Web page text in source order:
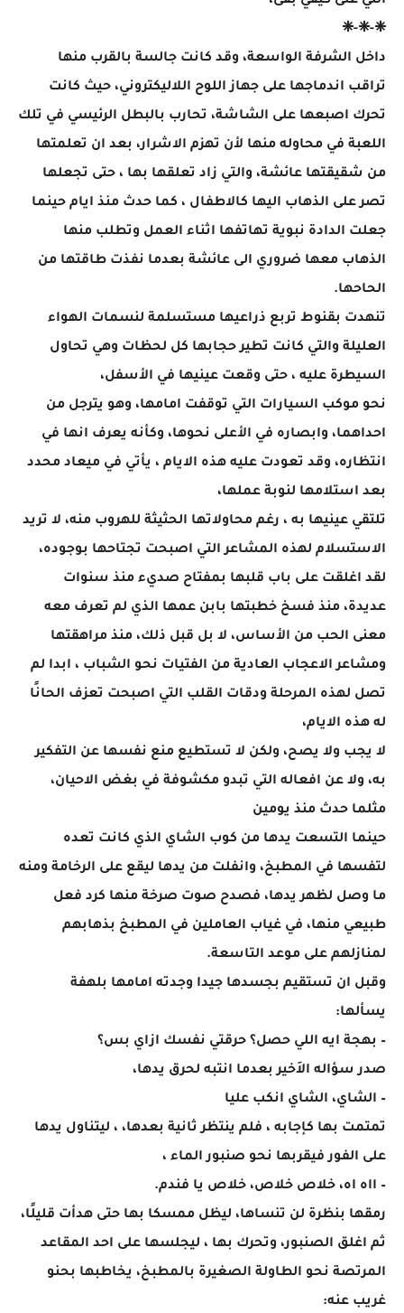
❈-❈-❈
داخل الشرفة الواسعة، وقد كانت جالسة بالقرب منها
تراقب اندماجها على جهاز اللوح اللاليكتروني، حيث كانت
تحرك اصبعها على الشاشة، تحارب بالبطل الرئيسي في تلك
اللعبة في محاوله منها لأن تهزم الاشرار، بعد ان تعلمتها
من شقيقتها عائشة، والتي زاد تعلقها بها ، حتى تجعلها
تصر على الذهاب اليها كالاطفال ، كما حدث منذ ايام حينما
جعلت الدادة نبوية تهاتفها اثناء العمل وتطلب منها
الذهاب معها ضروري الى عائشة بعدما نفذت طاقتها من
الحاحها.
تنهدت بقنوط تربع ذراعيها مستسلمة لنسمات الهواء
العليلة والتي كانت تطير حجابها كل لحظات وهي تحاول
السيطرة عليه ، حتى وقعت عينيها في الأسفل،
نحو موكب السيارات التي توقفت امامها، وهو يترجل من
احداهما، وابصاره في الأعلى نحوها، وكأنه يعرف انها في
انتظاره، وقد تعودت عليه هذه الايام ، يأتي في ميعاد محدد
بعد استلامها لنوبة عملها،
تلتقي عينيها به ، رغم محاولاتها الحثيثة للهروب منه، لا تريد
الاستسلام لهذه المشاعر التي اصبحت تجتاحها بوجوده،
لقد اغلقت على باب قلبها بمفتاح صديء منذ سنوات
عديدة، منذ فسخ خطبتها بابن عمها الذي لم تعرف معه
معنى الحب من الأساس، لا بل قبل ذلك، منذ مراهقتها
ومشاعر الاعجاب العادية من الفتيات نحو الشباب ، ابدا لم
تصل لهذه المرحلة ودقات القلب التي اصبحت تعزف الحانًا
له هذه الايام،
لا يجب ولا يصح، ولكن لا تستطيع منع نفسها عن التفكير
به، ولا عن افعاله التي تبدو مكشوفة في بغض الاحيان،
مثلما حدث منذ يومين
حينما التسعت يدها من كوب الشاي الذي كانت تعده
لتفسها في المطبخ، وانفلت من يدها ليقع على الرخامة ومنه
ما وصل لظهر يدها، فصدح صوت صرخة منها كرد فعل
طبيعي منها، في غياب العاملين في المطبخ بذهابهم
لمنازلهم على موعد التاسعة.
وقبل ان تستقيم بجسدها جيدا وجدته امامها بلهفة
يسألها:
– بهجة ايه اللي حصل؟ حرقتي نفسك ازاي بس؟
صدر سؤاله الاَخير بعدما انتبه لحرق يدها،
– الشاي، الشاي انكب عليا
تمتمت بها كإجابه ، فلم ينتظر ثانية بعدها، ، ليتناول يدها
على الفور فيقربها نحو صنبور الماء ،
– ااه اه، خلاص خلاص، خلاص يا فندم.
رمقها بنظرة لن تنساها، ليظل ممسكا بها حتى هدأت قليلًا،
ثم اغلق الصنبور، وتحرك بها ، ليجلسها على احد المقاعد
المرتصة نحو الطاولة الصغيرة بالمطبخ، يخاطبها بحنو
غريب عنه: